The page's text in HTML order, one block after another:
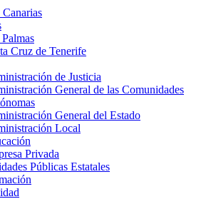
Cruz de Tenerife
de Justicia
General de las Comunidades
General del Estado
Local
Privada
Públicas Estatales